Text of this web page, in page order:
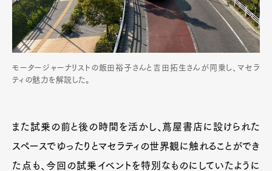
モータージャーナリストの飯田裕子さんと吉田拓生さんが同乗し、マセラ
ティの魅力を解説した。
また試乗の前と後の時間を活かし、蔦屋書店に設けられた
スペースでゆったりとマセラティの世界観に触れることができ
た点も、今回の試乗イベントを特別なものにしていたように